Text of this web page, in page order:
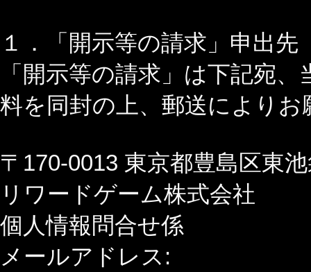
１．「開示等の請求」申出先
「開示等の請求」は下記宛
料を同封の上、郵送により
〒170-0013 東京都豊島区東
リワードゲーム株式会社
個人情報問合せ係
メールアドレス: